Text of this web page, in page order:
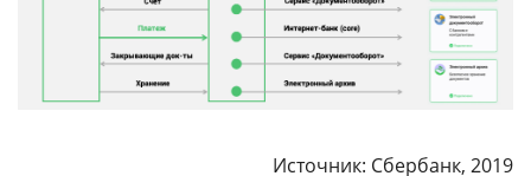
Источник: Сбербанк, 2019